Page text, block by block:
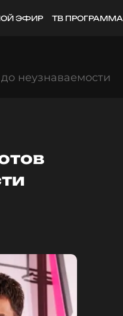
ЭФИР ТВ ПРОГРАММА
неузнаваемости